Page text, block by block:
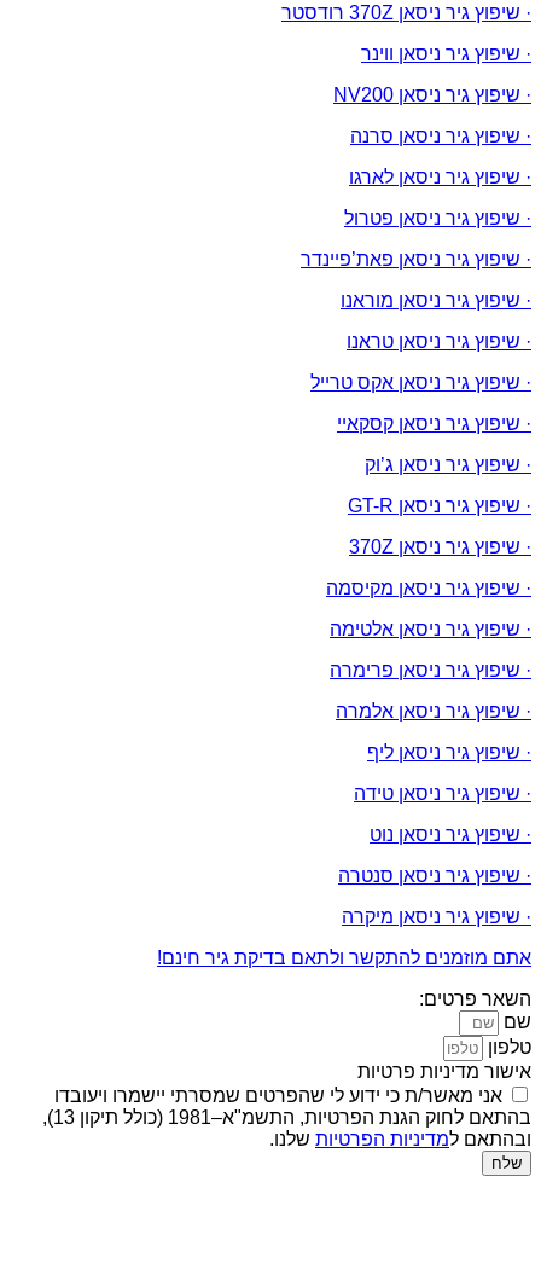
· שיפוץ גיר ניסאן 370Z רודסטר
· שיפוץ גיר ניסאן ווינר
· שיפוץ גיר ניסאן NV200
· שיפוץ גיר ניסאן סרנה
· שיפוץ גיר ניסאן לארגו
· שיפוץ גיר ניסאן פטרול
· שיפוץ גיר ניסאן פאת’פיינדר
· שיפוץ גיר ניסאן מוראנו
· שיפוץ גיר ניסאן טראנו
· שיפוץ גיר ניסאן אקס טרייל
· שיפוץ גיר ניסאן קסקאיי
· שיפוץ גיר ניסאן ג’וק
· שיפוץ גיר ניסאן GT-R
· שיפוץ גיר ניסאן 370Z
· שיפוץ גיר ניסאן מקיסמה
· שיפוץ גיר ניסאן אלטימה
· שיפוץ גיר ניסאן פרימרה
· שיפוץ גיר ניסאן אלמרה
· שיפוץ גיר ניסאן ליף
· שיפוץ גיר ניסאן טידה
· שיפוץ גיר ניסאן נוט
· שיפוץ גיר ניסאן סנטרה
· שיפוץ גיר ניסאן מיקרה
אתם מוזמנים להתקשר ולתאם בדיקת גיר חינם!
השאר פרטים:
שם
טלפון
אישור מדיניות פרטיות
אני מאשר/ת כי ידוע לי שהפרטים שמסרתי יישמרו ויעובדו
בהתאם לחוק הגנת הפרטיות, התשמ"א–1981 (כולל תיקון 13),
ובהתאם למדיניות הפרטיות שלנו.
שלח